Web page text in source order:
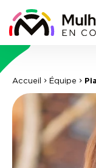
Accueil Équipe